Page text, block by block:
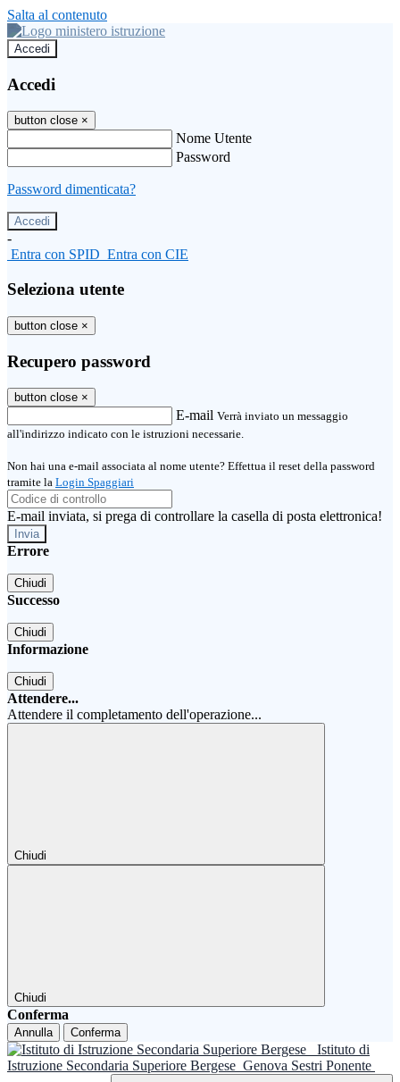
Salta al contenuto
Accedi
Accedi
button close ×
Nome Utente
Password
Password dimenticata?
-
Entra con SPID Entra con CIE
Seleziona utente
button close ×
Recupero password
button close ×
E-mail Verrà inviato un messaggio
all'indirizzo indicato con le istruzioni necessarie.
Non hai una e-mail associata al nome utente? Effettua il reset della password
tramite la Login Spaggiari
E-mail inviata, si prega di controllare la casella di posta elettronica!
Errore
Chiudi
Successo
Chiudi
Informazione
Chiudi
Attendere...
Attendere il completamento dell'operazione...
Chiudi
Chiudi
Conferma
Annulla Conferma
Istituto di
Istruzione Secondaria Superiore Bergese Genova Sestri Ponente